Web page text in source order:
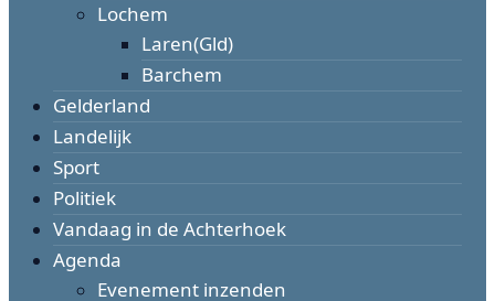
Lochem
Laren(Gld)
Barchem
Gelderland
Landelijk
Sport
Politiek
Vandaag in de Achterhoek
Agenda
Evenement inzenden